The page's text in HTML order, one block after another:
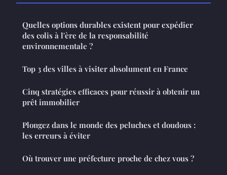
Quelles options durables existent pour expédier
des colis à l'ère de la responsabilité
environnementale ?
Top 3 des villes à visiter absolument en France
Cinq stratégies efficaces pour réussir à obtenir un
prêt immobilier
Plongez dans le monde des peluches et doudous :
les erreurs à éviter
Où trouver une préfecture proche de chez vous ?